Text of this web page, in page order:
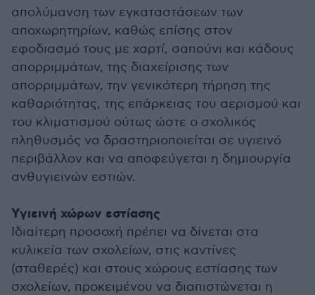
απολύμανση των εγκαταστάσεων των
αποχωρητηρίων, καθώς επίσης στον
εφοδιασμό τους με χαρτί, σαπούνι και κάδους
απορριμμάτων, της διαχείρισης των
απορριμμάτων, την γενικότερη τήρηση της
καθαριότητας, της επάρκειας του αερισμού και
του κλιματισμού ούτως ώστε ο σχολικός
πληθυσμός να δραστηριοποιείται σε υγιεινό
περιβάλλον και να αποφεύγεται η δημιουργία
ανθυγιεινών εστιών.
Υγιεινή χώρων εστίασης
Ιδιαίτερη προσοχή πρέπει να δίνεται στα
κυλικεία των σχολείων, στις καντίνες
(σταθερές) και στους χώρους εστίασης των
σχολείων, προκειμένου να διαπιστώνεται η